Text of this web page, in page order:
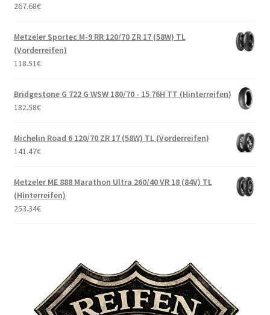
267.68€
Metzeler Sportec M-9 RR 120/70 ZR 17 (58W) TL
(Vorderreifen)
118.51€
Bridgestone G 722 G WSW 180/70 - 15 76H TT (Hinterreifen)
182.58€
Michelin Road 6 120/70 ZR 17 (58W) TL (Vorderreifen)
141.47€
Metzeler ME 888 Marathon Ultra 260/40 VR 18 (84V) TL
(Hinterreifen)
253.34€